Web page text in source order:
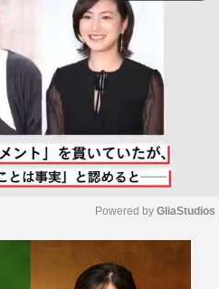
Powered by GliaStudios